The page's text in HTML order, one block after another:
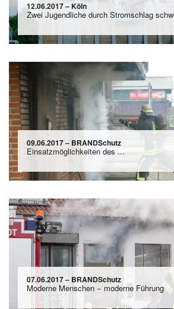
12.06.2017 – Köln
Zwei Jugendliche durch Stromschlag
09.06.2017 – BRANDSchutz
Einsatzmöglichkeiten des ...
07.06.2017 – BRANDSchutz
Moderne Menschen − moderne Führung